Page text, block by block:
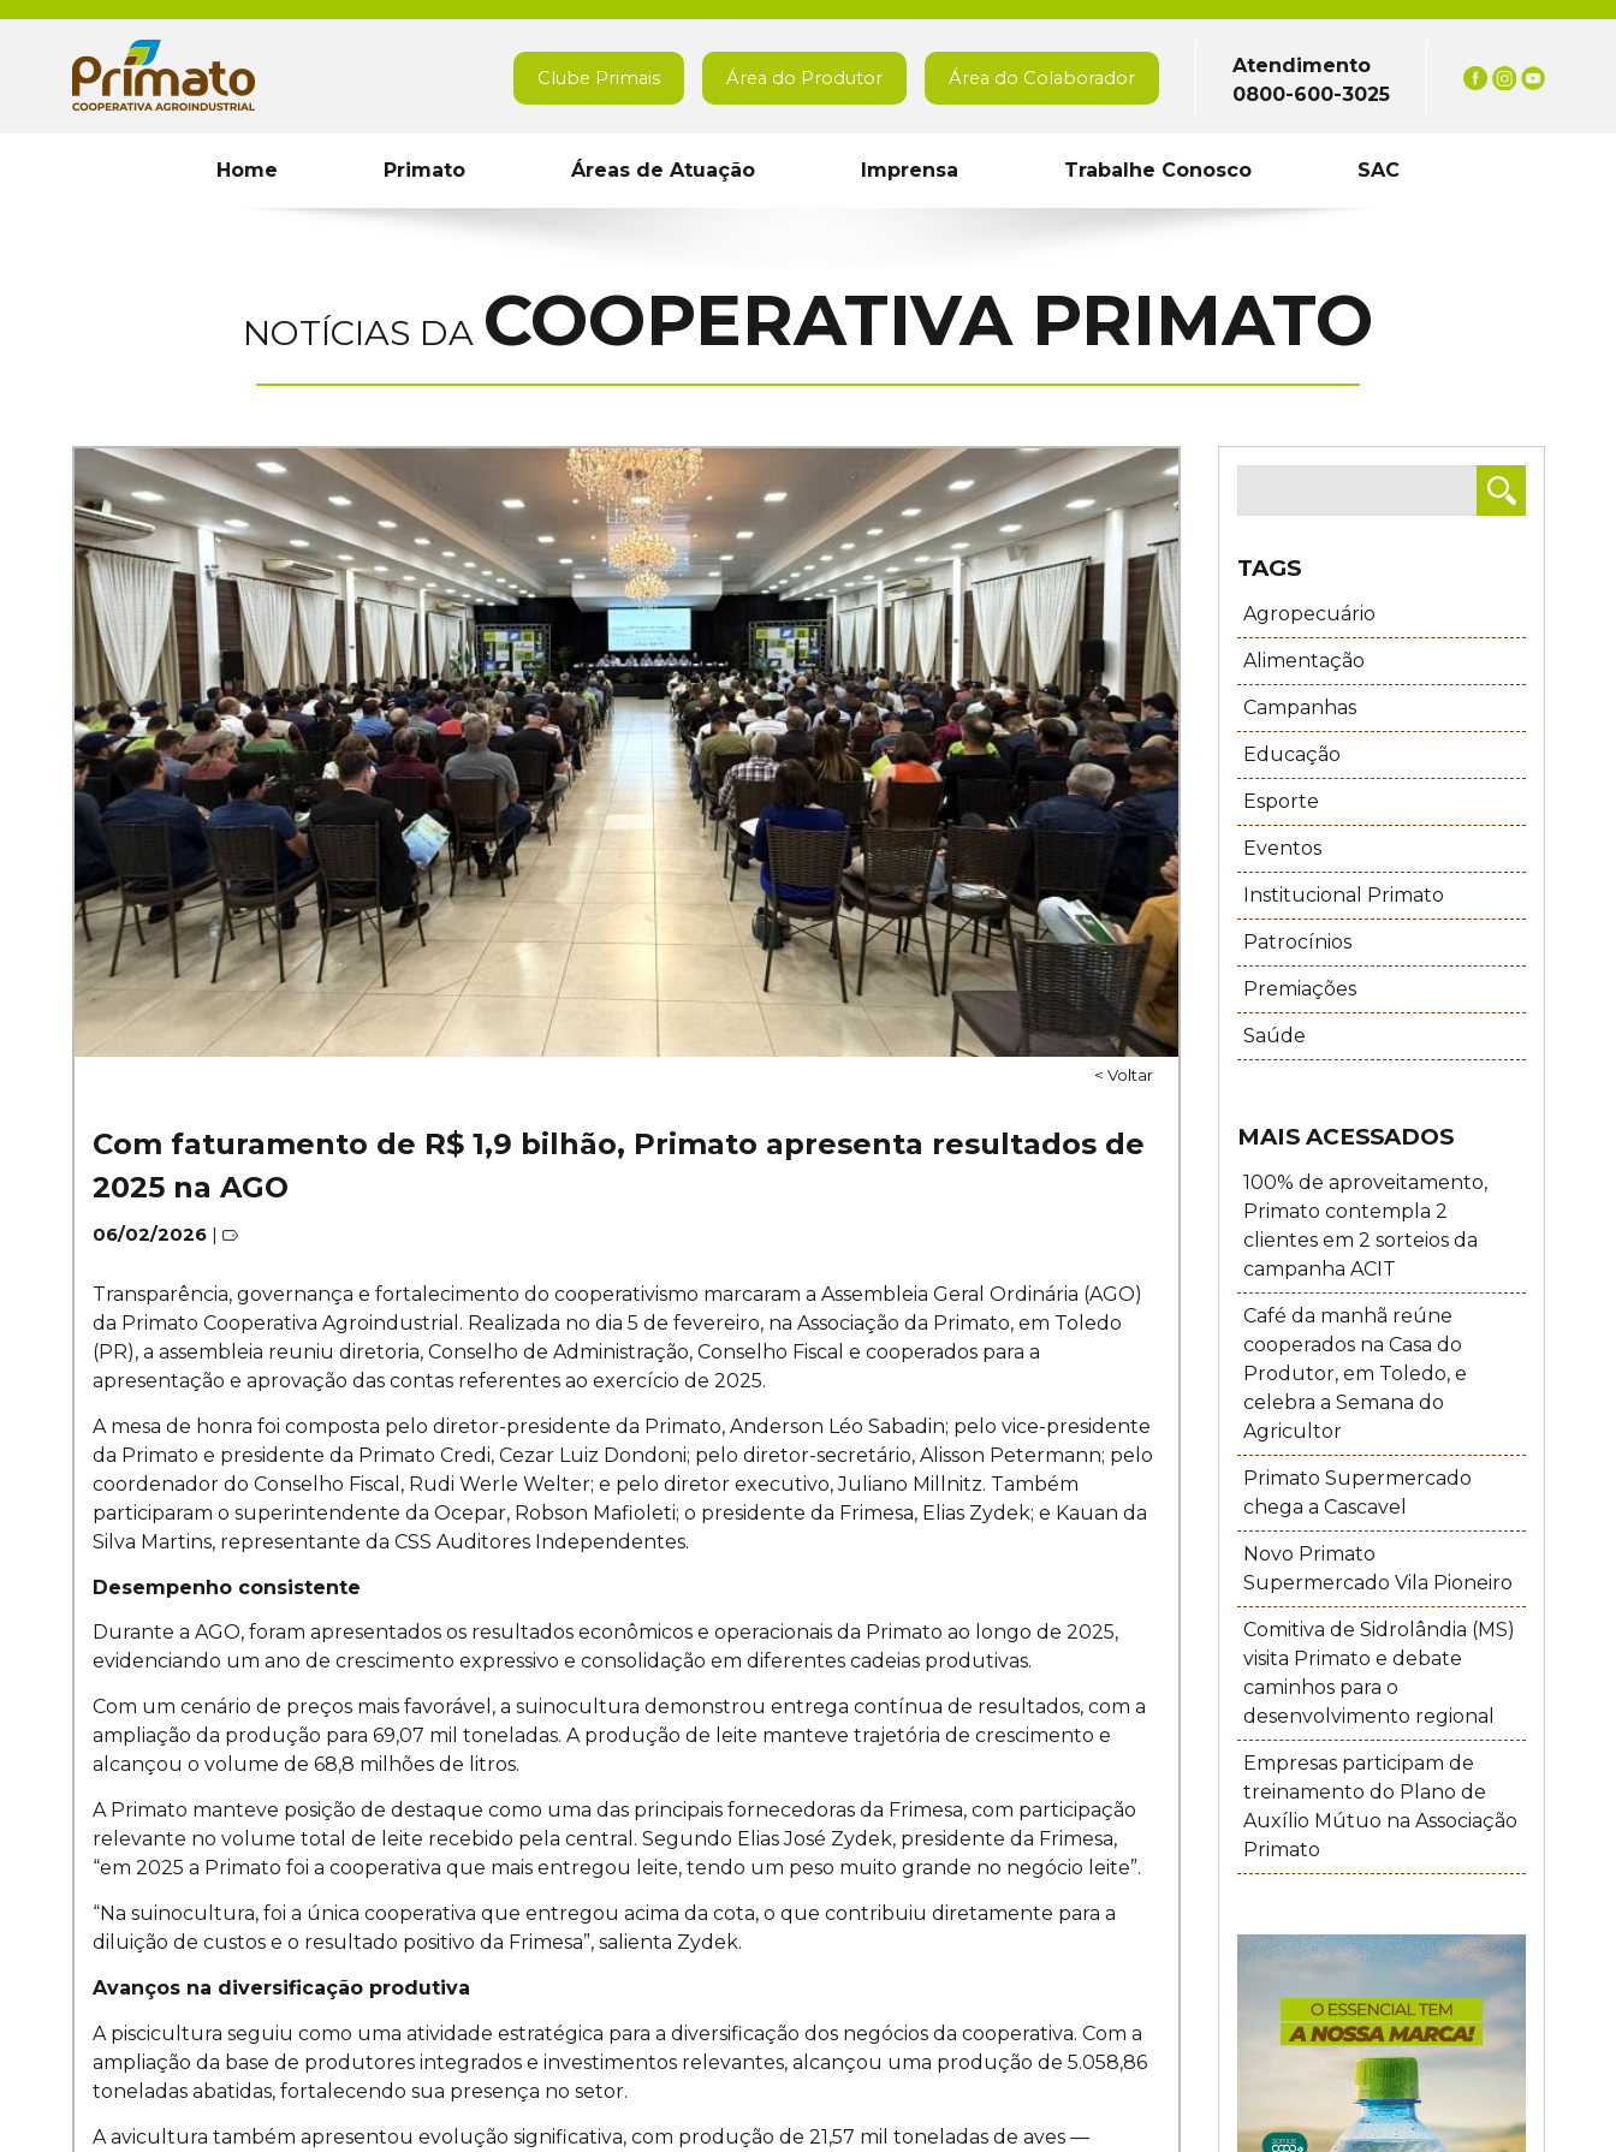
Atendimento
0800-600-3025
Área do Colaborador
Área do Produtor
Clube Primais
Home Primato Áreas de Atuação Imprensa Trabalhe Conosco SAC
NOTÍCIAS DA COOPERATIVA PRIMATO
< Voltar
Com faturamento de R$ 1,9 bilhão, Primato apresenta resultados de
2025 na AGO
06/02/2026|
Transparência, governança e fortalecimento do cooperativismo marcaram a Assembleia Geral Ordinária (AGO)
da Primato Cooperativa Agroindustrial. Realizada no dia 5 de fevereiro, na Associação da Primato, em Toledo
(PR), a assembleia reuniu diretoria, Conselho de Administração, Conselho Fiscal e cooperados para a
apresentação e aprovação das contas referentes ao exercício de 2025.
A mesa de honra foi composta pelo diretor-presidente da Primato, Anderson Léo Sabadin; pelo vice-presidente
da Primato e presidente da Primato Credi, Cezar Luiz Dondoni; pelo diretor-secretário, Alisson Petermann; pelo
coordenador do Conselho Fiscal, Rudi Werle Welter; e pelo diretor executivo, Juliano Millnitz. Também
participaram o superintendente da Ocepar, Robson Mafioleti; o presidente da Frimesa, Elias Zydek; e Kauan da
Silva Martins, representante da CSS Auditores Independentes.
Desempenho consistente
Durante a AGO, foram apresentados os resultados econômicos e operacionais da Primato ao longo de 2025,
evidenciando um ano de crescimento expressivo e consolidação em diferentes cadeias produtivas.
Com um cenário de preços mais favorável, a suinocultura demonstrou entrega contínua de resultados, com a
ampliação da produção para 69,07 mil toneladas. A produção de leite manteve trajetória de crescimento e
alcançou o volume de 68,8 milhões de litros.
A Primato manteve posição de destaque como uma das principais fornecedoras da Frimesa, com participação
relevante no volume total de leite recebido pela central. Segundo Elias José Zydek, presidente da Frimesa,
“em 2025 a Primato foi a cooperativa que mais entregou leite, tendo um peso muito grande no negócio leite”.
“Na suinocultura, foi a única cooperativa que entregou acima da cota, o que contribuiu diretamente para a
diluição de custos e o resultado positivo da Frimesa”, salienta Zydek.
Avanços na diversificação produtiva
A piscicultura seguiu como uma atividade estratégica para a diversificação dos negócios da cooperativa. Com a
ampliação da base de produtores integrados e investimentos relevantes, alcançou uma produção de 5.058,86
toneladas abatidas, fortalecendo sua presença no setor.
A avicultura também apresentou evolução significativa, com produção de 21,57 mil toneladas de aves —
TAGS
Agropecuário
Alimentação
Campanhas
Educação
Esporte
Eventos
Institucional Primato
Patrocínios
Premiações
Saúde
MAIS ACESSADOS
100% de aproveitamento,
Primato contempla 2
clientes em 2 sorteios da
campanha ACIT
Café da manhã reúne
cooperados na Casa do
Produtor, em Toledo, e
celebra a Semana do
Agricultor
Primato Supermercado
chega a Cascavel
Novo Primato
Supermercado Vila Pioneiro
Comitiva de Sidrolândia (MS)
visita Primato e debate
caminhos para o
desenvolvimento regional
Empresas participam de
treinamento do Plano de
Auxílio Mútuo na Associação
Primato